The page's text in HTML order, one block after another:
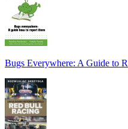
Bugs Everywhere: A Guide to